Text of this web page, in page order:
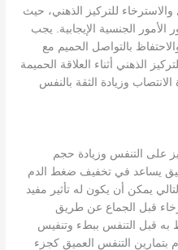
للتركيز الذهني، حيث
الجنسية الإيجابية. يجب
بالتواصل الحميم مع
الذهني أثناء العلاقة الحميمة
وزيادة الثقة بالنفس
على التنفس وزيادة حجم
يساعد في تخفيف ضغط الدم
يمكن أن يكون له تأثير مفيد
قبل الجماع عن طريق
به قبل التنفس ببطء وتنفيس
بتمارين التنفس العميق كجزء